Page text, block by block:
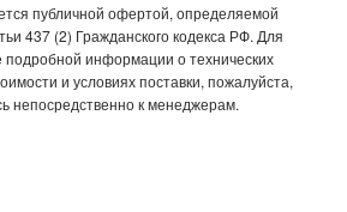
публичной офертой, определяемой
437 (2) Гражданского кодекса РФ. Для
подробной информации о технических
и условиях поставки, пожалуйста,
непосредственно к менеджерам.